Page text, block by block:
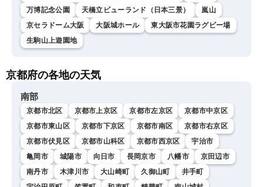
万博記念公園
天橋立ビューランド（日本三景）
嵐山
京セラドーム大阪
大阪城ホール
東大阪市花園ラグビー場
生駒山上遊園地
京都府の各地の天気
南部
京都市北区 京都市上京区 京都市左京区
京都市中京区
京都市東山区
京都市下京区 京都市南区
京都市右京区
京都市伏見区
京都市山科区 京都市西京区
宇治市
亀岡市
城陽市 向日市 長岡京市 八幡市
京田辺市
南丹市
木津川市 大山崎町 久御山町
井手町